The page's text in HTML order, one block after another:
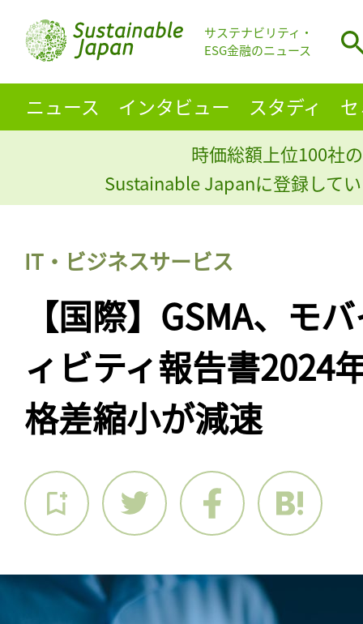
サステナビリティ・
ESG金融のニュース
ニュース インタビュー スタディ
時価総額上位100社
Sustainable Japanに登録して
IT・ビジネスサービス
【国際】GSMA、モ
ィビティ報告書2024
格差縮小が減速